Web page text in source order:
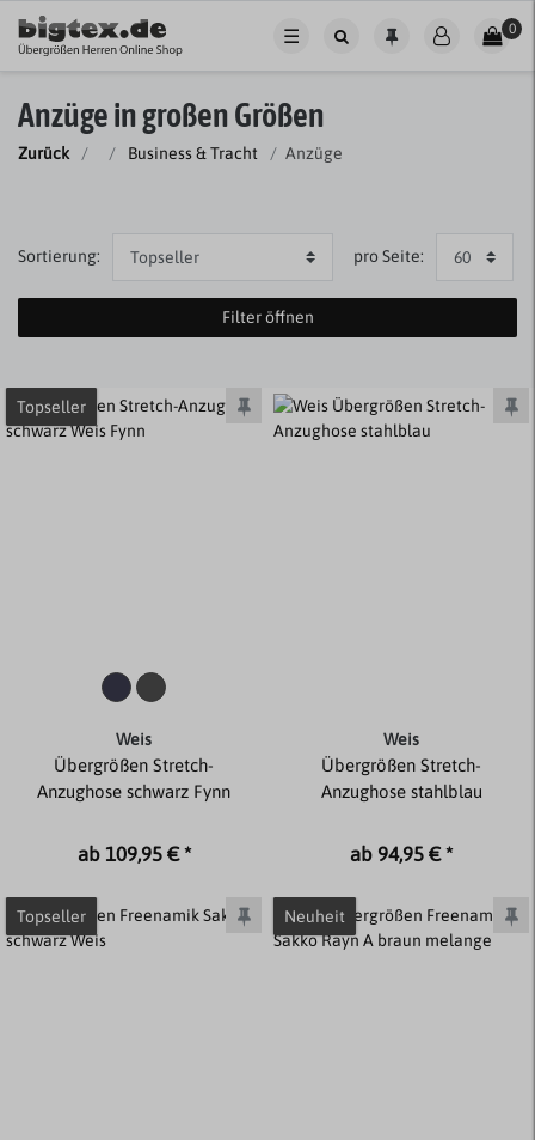
☰ 0
Anzüge in großen Größen
Zurück Business & Tracht Anzüge
Sortierung: pro Seite:
Filter öffnen
Topseller
Weis
Übergrößen Stretch-
Anzughose schwarz Fynn
ab 109,95 € *
Weis
Übergrößen Stretch-
Anzughose stahlblau
ab 94,95 € *
Topseller Neuheit